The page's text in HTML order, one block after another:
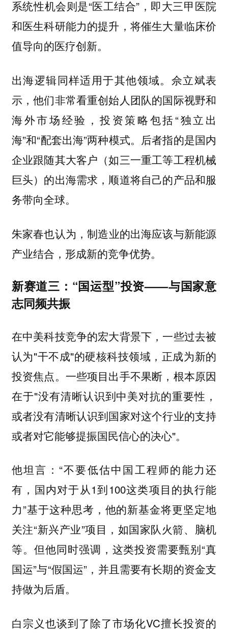
系统性机会则是“医工结合”，即大三甲医院
和医生科研能力的提升，将催生大量临床价
值导向的医疗创新。
出海逻辑同样适用于其他领域。 佘立斌表
示，他们非常看重创始人团队的国际视野和
海外市场经验，投资策略包括“独立出
海”和“配套出海”两种模式。后者指的是国内
企业跟随其大客户（如三一重工等工程机械
巨头）的出海需求，顺道将自己的产品和服
务带向全球。
朱家春也认为，制造业的出海应该与新能源
产业结合，形成新的竞争优势。
新赛道三：“国运型”投资——与国家意
志同频共振
在中美科技竞争的宏大背景下，一些过去被
认为"干不成"的硬核科技领域，正成为新的
投资焦点。一些项目出手不果断，根本原因
在于"没有清晰认识到中美对抗的重要性，
或者没有清晰认识到国家对这个行业的支持
或者对它能够提振国民信心的决心"。
他坦言：“不要低估中国工程师的能力还
有，国内对于从1到100这类项目的执行能
力”基于这种思考，他的新基金将更坚定地
关注“新兴产业”项目，如国家队火箭、脑机
等。但他同时强调，这类投资需要甄别“真
国运”与“假国运”，并且需要有长期的资金支
持做为后盾。
白宗义也谈到了除了市场化VC擅长投资的